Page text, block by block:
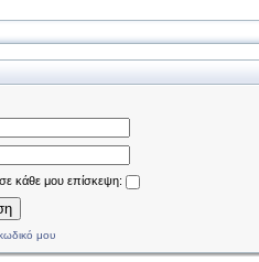
κάθε μου επίσκεψη:
μου